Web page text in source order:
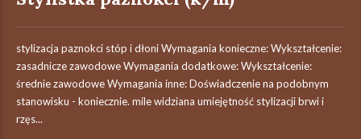
stylizacja paznokci stóp i dłoni Wymagania konieczne: Wykształcenie:
zasadnicze zawodowe Wymagania dodatkowe: Wykształcenie:
średnie zawodowe Wymagania inne: Doświadczenie na podobnym
stanowisku - koniecznie. mile widziana umiejętność stylizacji brwi i
rzęs...